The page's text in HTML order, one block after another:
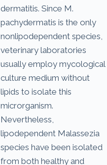
dermatitis. Since M.
pachydermatis is the only
non­lipodependent species,
veterinary laboratories
usually employ mycological
culture medium without
lipids to isolate this
microrganism.
Nevertheless,
lipodependent Malassezia
species have been isolated
from both healthy and